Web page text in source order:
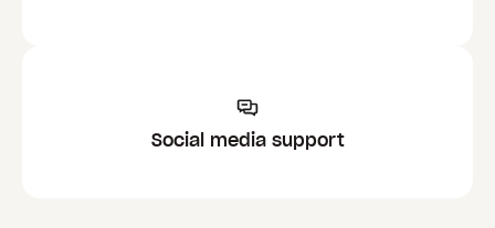
Social media support